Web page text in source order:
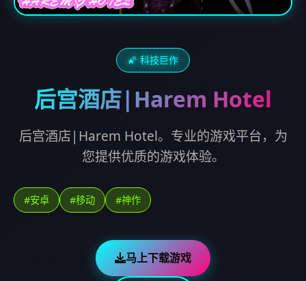
🌠 科技巨作
后宫酒店|Harem Hotel
后宫酒店|Harem Hotel。专业的游戏平台，为
您提供优质的游戏体验。
#安卓 #移动 #神作
马上下载游戏